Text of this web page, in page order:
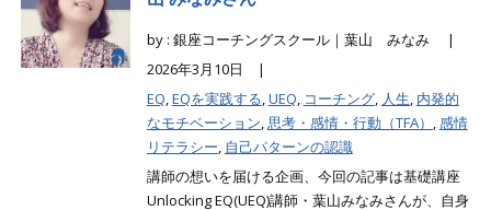
by : 銀座コーチングスクール｜葉山 みなみ |
2026年3月10日 |
EQ,EQを実践する,UEQ, コーチング, 人生, 内発的
なモチベーション,思考・感情・行動（TFA） ,感情
リテラシー, 自己パターンの認識
講師の想いを届ける企画、今回の記事は基礎講座
Unlocking EQ(UEQ)講師・葉山みなみさんが、自身